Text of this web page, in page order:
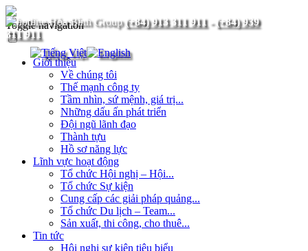
(+84) 913 311 911- (+84) 939
311 911
Toggle navigation
Giới thiệu
Về chúng tôi
Thế mạnh công ty
Tầm nhìn, sứ mệnh, giá trị...
Những dấu ấn phát triển
Đội ngũ lãnh đạo
Thành tựu
Hồ sơ năng lực
Lĩnh vực hoạt động
Tổ chức Hội nghị – Hội...
Tổ chức Sự kiện
Cung cấp các giải pháp quảng...
Tổ chức Du lịch – Team...
Sản xuất, thi công, cho thuê...
Tin tức
Hội nghị sự kiện tiêu biểu